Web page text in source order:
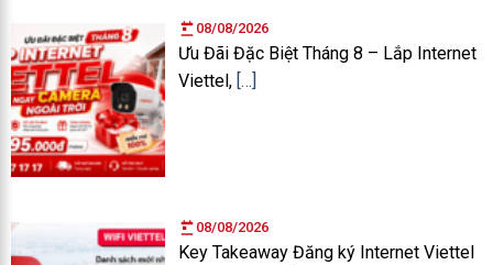
08/08/2026
Ưu Đãi Đặc Biệt Tháng 8 – Lắp Internet
Viettel, […]
08/08/2026
Key Takeaway Đăng ký Internet Viettel